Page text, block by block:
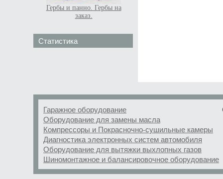
Гербы и панно. Гербы на
заказ.
Статистика
Гаражное оборудование
Оборудование для замены масла
Компрессоры и Покрасночно-сушильные камеры
Диагностика электронных систем автомобиля
Оборудование для вытяжки выхлопных газов
Шиномонтажное и балансировочное оборудование